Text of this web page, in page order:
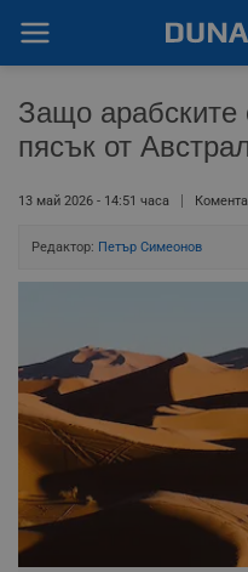
Защо арабските
пясък от
13 май 2026 - 14:51 часа
Редактор: Петър Симеонов